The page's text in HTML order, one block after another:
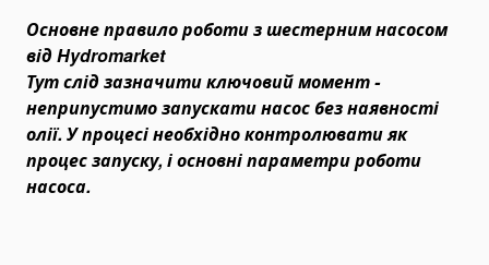
Кар'єрна техніка
Підйомне обладнання
Телескопічні підйомники
Щоглові підйомники
Колінчасті підйомники
Основне правило роботи з шестерним насосом
від Hydromarket
Тут слід зазначити ключовий момент -
неприпустимо запускати насос без наявності
олії. У процесі необхідно контролювати як
процес запуску, і основні параметри роботи
насоса.